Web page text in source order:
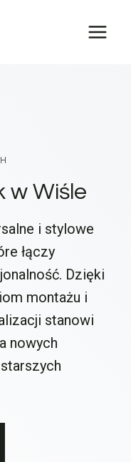
w Wiśle
i stylowe
łączy
Dzięki
montażu i
stanowi
nowych